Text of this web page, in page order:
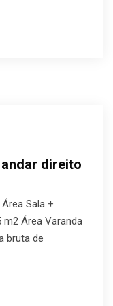
andar direito
Sala +
m2 Área Varanda
bruta de